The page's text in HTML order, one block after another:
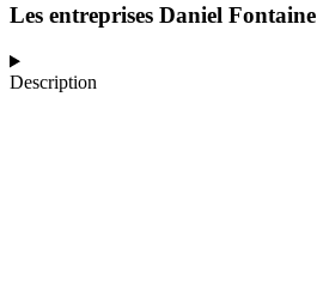
Les entreprises Daniel Fontaine
Description